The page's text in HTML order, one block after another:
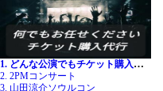
1. どんな公演でもチケット購入代行
2. 2PMコンサート
3. 山田涼介ソウルコン